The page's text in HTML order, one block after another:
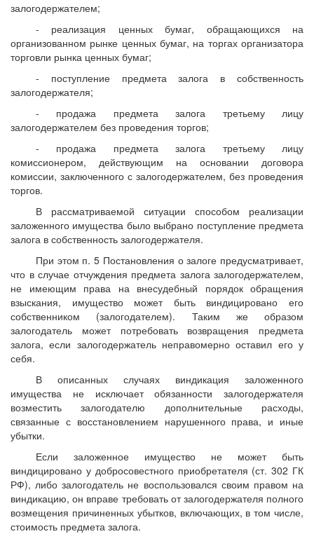
залогодержателем;
- реализация ценных бумаг, обращающихся на
организованном рынке ценных бумаг, на торгах организатора
торговли рынка ценных бумаг;
- поступление предмета залога в собственность
залогодержателя;
- продажа предмета залога третьему лицу
залогодержателем без проведения торгов;
- продажа предмета залога третьему лицу
комиссионером, действующим на основании договора
комиссии, заключенного с залогодержателем, без проведения
торгов.
В рассматриваемой ситуации способом реализации
заложенного имущества было выбрано поступление предмета
залога в собственность залогодержателя.
При этом п. 5 Постановления о залоге предусматривает,
что в случае отчуждения предмета залога залогодержателем,
не имеющим права на внесудебный порядок обращения
взыскания, имущество может быть виндицировано его
собственником (залогодателем). Таким же образом
залогодатель может потребовать возвращения предмета
залога, если залогодержатель неправомерно оставил его у
себя.
В описанных случаях виндикация заложенного
имущества не исключает обязанности залогодержателя
возместить залогодателю дополнительные расходы,
связанные с восстановлением нарушенного права, и иные
убытки.
Если заложенное имущество не может быть
виндицировано у добросовестного приобретателя (ст. 302 ГК
РФ), либо залогодатель не воспользовался своим правом на
виндикацию, он вправе требовать от залогодержателя полного
возмещения причиненных убытков, включающих, в том числе,
стоимость предмета залога.